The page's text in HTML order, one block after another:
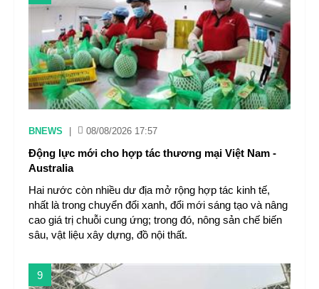
BNEWS 08/08/2026 17:57
Động lực mới cho hợp tác thương mại Việt Nam -
Australia
Hai nước còn nhiều dư địa mở rộng hợp tác kinh tế,
nhất là trong chuyển đổi xanh, đổi mới sáng tạo và nâng
cao giá trị chuỗi cung ứng; trong đó, nông sản chế biến
sâu, vật liệu xây dựng, đồ nội thất.
9